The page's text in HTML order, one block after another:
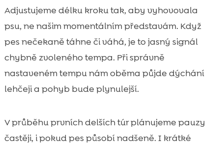
Adjustujeme délku kroku tak, aby vyhovovala
psu, ne našim momentálním představám. Když
pes nečekaně táhne či váhá, je to jasný signál
chybně zvoleného tempa. Při správně
nastaveném tempu nám oběma půjde dýchání
lehčeji a pohyb bude plynulejší.
V průběhu prvních delších túr plánujeme pauzy
častěji, i pokud pes působí nadšeně. I krátké